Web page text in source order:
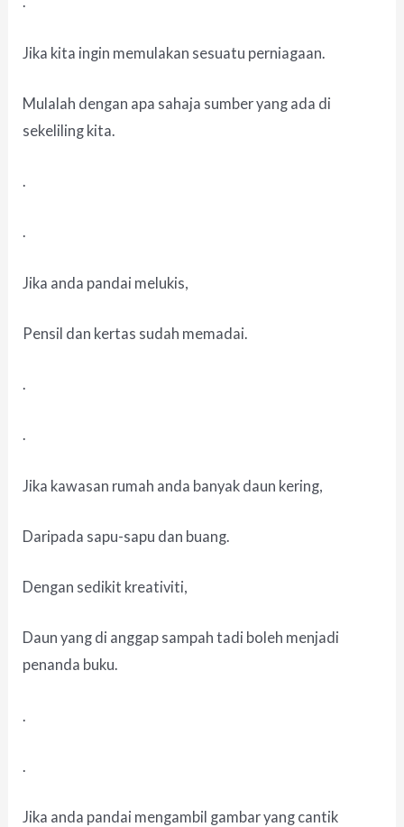
Jika kita ingin memulakan sesuatu perniagaan.
Mulalah dengan apa sahaja sumber yang ada di
sekeliling kita.
.
.
Jika anda pandai melukis,
Pensil dan kertas sudah memadai.
.
.
Jika kawasan rumah anda banyak daun kering,
Daripada sapu-sapu dan buang.
Dengan sedikit kreativiti,
Daun yang di anggap sampah tadi boleh menjadi
penanda buku.
.
Jika anda pandai mengambil gambar yang cantik